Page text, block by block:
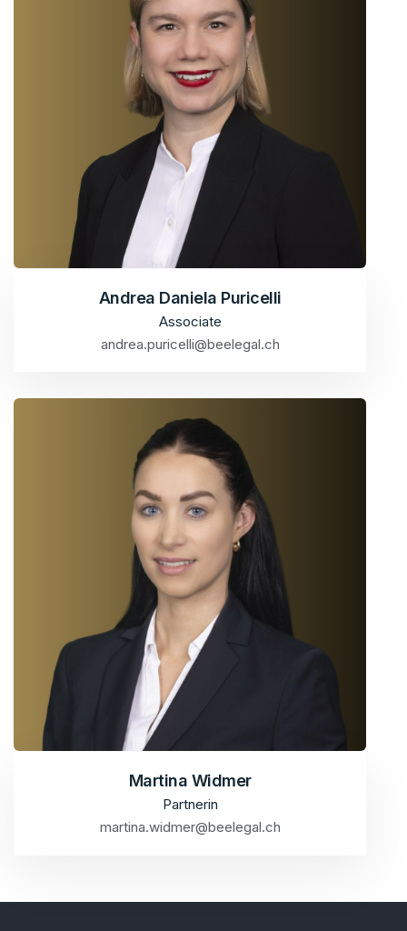
Andrea Daniela Puricelli
Associate
andrea.puricelli@beelegal.ch
Martina Widmer
Partnerin
martina.widmer@beelegal.ch